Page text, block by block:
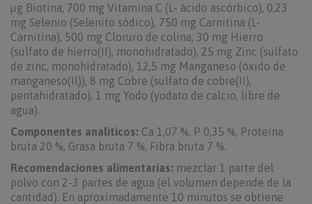
µg Biotina, 700 mg Vitamina C (L- ácido ascórbico), 0,23
mg Selenio (Selenito sódico), 750 mg Carnitina (L-
Carnitina), 500 mg Cloruro de colina, 30 mg Hierro
(sulfato de hierro(II), monohidratado), 25 mg Zinc (sulfato
de zinc, monohidratado), 12,5 mg Manganeso (óxido de
manganeso(II)), 8 mg Cobre (sulfato de cobre(II),
pentahidratado), 1 mg Yodo (yodato de calcio, libre de
agua).
Componentes analíticos: Ca 1,07 %, P 0,35 %, Proteína
bruta 20 %, Grasa bruta 7 %, Fibra bruta 7 %.
Recomendaciones alimentarias: mezclar 1 parte del
polvo con 2-3 partes de agua (el volumen depende de la
cantidad). En aproximadamente 10 minutos se obtiene